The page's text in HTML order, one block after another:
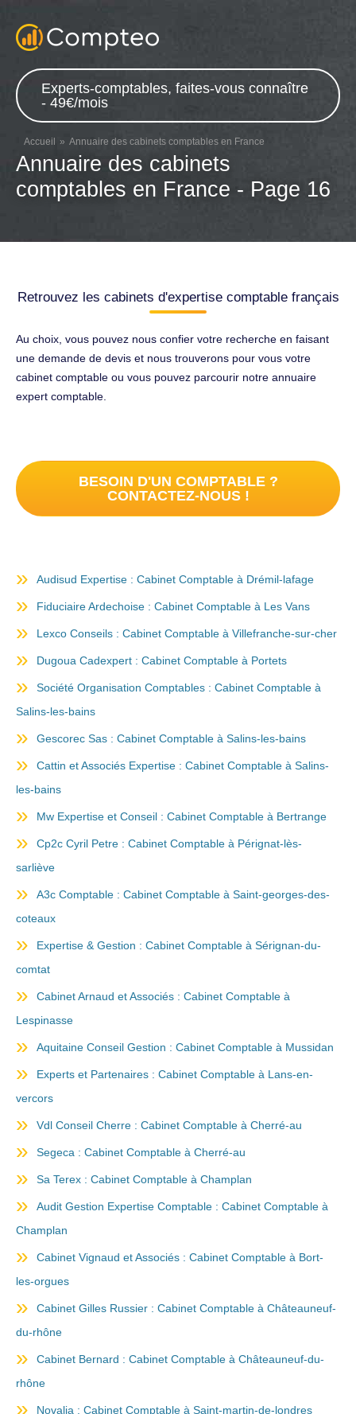
Experts-comptables, faites-vous connaître
- 49€/mois
Accueil Annuaire des cabinets comptables en France
Annuaire des cabinets
comptables en France - Page 16
Retrouvez les cabinets d'expertise comptable français
Au choix, vous pouvez nous confier votre recherche en faisant
une demande de devis et nous trouverons pour vous votre
cabinet comptable ou vous pouvez parcourir notre annuaire
expert comptable.
BESOIN D'UN COMPTABLE ?
CONTACTEZ-NOUS !
Audisud Expertise : Cabinet Comptable à Drémil-lafage
Fiduciaire Ardechoise : Cabinet Comptable à Les Vans
Lexco Conseils : Cabinet Comptable à Villefranche-sur-cher
Dugoua Cadexpert : Cabinet Comptable à Portets
Société Organisation Comptables : Cabinet Comptable à
Salins-les-bains
Gescorec Sas : Cabinet Comptable à Salins-les-bains
Cattin et Associés Expertise : Cabinet Comptable à Salins-
les-bains
Mw Expertise et Conseil : Cabinet Comptable à Bertrange
Cp2c Cyril Petre : Cabinet Comptable à Pérignat-lès-
sarliève
A3c Comptable : Cabinet Comptable à Saint-georges-des-
coteaux
Expertise & Gestion : Cabinet Comptable à Sérignan-du-
comtat
Cabinet Arnaud et Associés : Cabinet Comptable à
Lespinasse
Aquitaine Conseil Gestion : Cabinet Comptable à Mussidan
Experts et Partenaires : Cabinet Comptable à Lans-en-
vercors
Vdl Conseil Cherre : Cabinet Comptable à Cherré-au
Segeca : Cabinet Comptable à Cherré-au
Sa Terex : Cabinet Comptable à Champlan
Audit Gestion Expertise Comptable : Cabinet Comptable à
Champlan
Cabinet Vignaud et Associés : Cabinet Comptable à Bort-
les-orgues
Cabinet Gilles Russier : Cabinet Comptable à Châteauneuf-
du-rhône
Cabinet Bernard : Cabinet Comptable à Châteauneuf-du-
rhône
Novalia : Cabinet Comptable à Saint-martin-de-londres